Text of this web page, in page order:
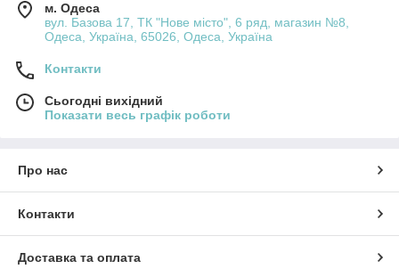
м. Одеса
вул. Базова 17, ТК "Нове місто", 6 ряд, магазин №8,
Одеса, Україна, 65026, Одеса, Україна
Контакти
Сьогодні вихідний
Показати весь графік роботи
Про нас
Контакти
Доставка та оплата